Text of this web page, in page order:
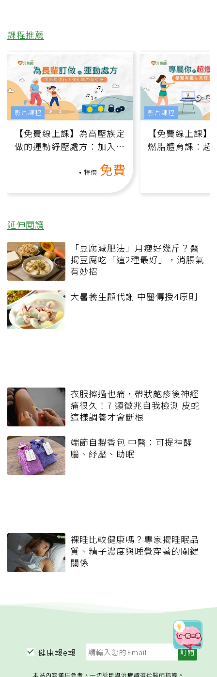
課程推薦
【免費線上課】為高壓族定
做的運動紓壓處方：加入行
特價 免費
影片課程
【免費線上課
燃脂體育課：超
影片課程
延伸閱讀
「豆腐減肥法」月瘦好幾斤？醫
揭豆腐吃「這2種最好」，消脹氣
有妙招
大暑養生顧代謝 中醫傳授4原則
衣服擦過也痛，帶狀皰疹後神經
痛很久！7 類徵兆自我檢測 皮蛇
這樣調養才會斷根
端節自製香包 中醫：可提神醒
腦、紓壓、助眠
裸睡比較健康嗎？專家揭睡眠品
質、精子濃度與睡覺穿著的關鍵
關係
健康報e報
本站內容僅供參考，一切診斷與治療請遵從醫師指導。